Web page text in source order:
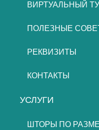
ВИРТУАЛЬНЫЙ
ПОЛЕЗНЫЕ
РЕКВИЗИТЫ
КОНТАКТЫ
УСЛУГИ
ШТОРЫ ПО